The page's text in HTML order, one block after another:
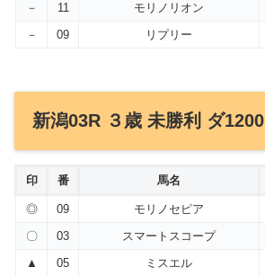
－
11 モリノリオン
－
09 リプリー
新潟03R ３歳 未勝利 ダ1200
印 番 馬名
◎ 09 モリノセピア
〇
03 スマートスコープ
▲
05 ミスエル